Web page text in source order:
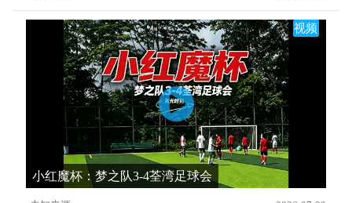
视频
小红魔杯：梦之队3-4荃湾足球会